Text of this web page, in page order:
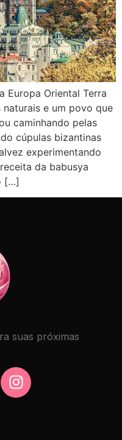
Europa Oriental Terra
e um povo que
caminhando pelas
cúpulas bizantinas
experimentando
da babusya
[…]
suas próximas